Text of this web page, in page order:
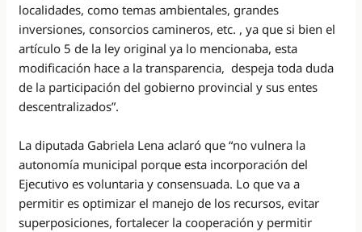
localidades, como temas ambientales, grandes
inversiones, consorcios camineros, etc. , ya que si bien el
artículo 5 de la ley original ya lo mencionaba, esta
modificación hace a la transparencia, despeja toda duda
de la participación del gobierno provincial y sus entes
descentralizados”.
La diputada Gabriela Lena aclaró que “no vulnera la
autonomía municipal porque esta incorporación del
Ejecutivo es voluntaria y consensuada. Lo que va a
permitir es optimizar el manejo de los recursos, evitar
superposiciones, fortalecer la cooperación y permitir